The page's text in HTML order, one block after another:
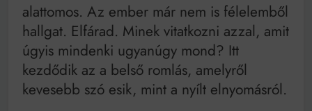
alattomos. Az ember már nem is félelemből
hallgat. Elfárad. Minek vitatkozni azzal, amit
úgyis mindenki ugyanúgy mond? Itt
kezdődik az a belső romlás, amelyről
kevesebb szó esik, mint a nyílt elnyomásról.